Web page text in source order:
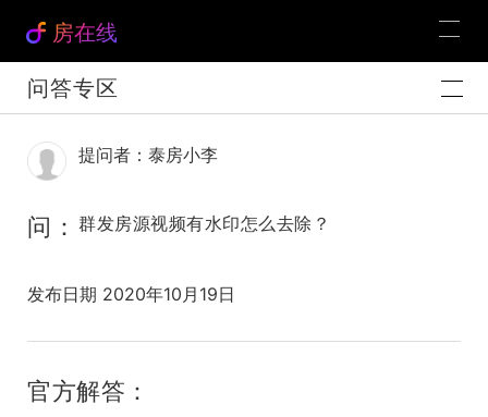
房在线
问答专区
提问者：泰房小李
问： 群发房源视频有水印怎么去除？
发布日期 2020年10月19日
官方解答：